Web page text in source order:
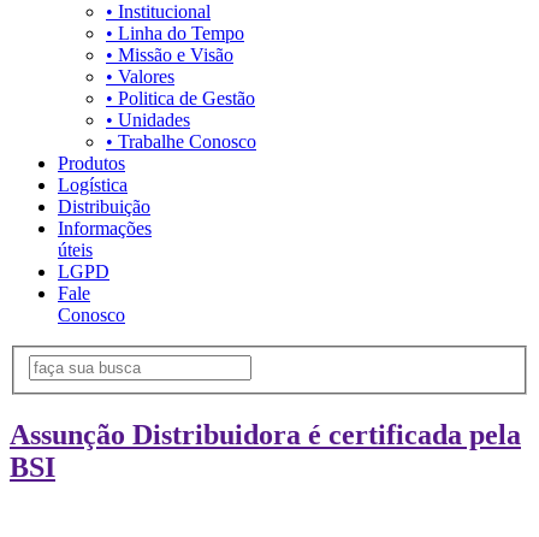
• Institucional
• Linha do Tempo
• Missão e Visão
• Valores
• Politica de Gestão
• Unidades
• Trabalhe Conosco
Produtos
Logística
Distribuição
Informações
úteis
LGPD
Fale
Conosco
Assunção Distribuidora é certificada pela
BSI